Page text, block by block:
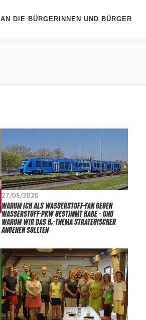
AN DIE BÜRGERINNEN UND BÜRGER
27/05/2020
WARUM ICH ALS WASSERSTOFF-FAN GEGEN
WASSERSTOFF-PKW GESTIMMT HABE – UND
WARUM WIR DAS H₂-THEMA STRATEGISCHER
ANGEHEN SOLLTEN